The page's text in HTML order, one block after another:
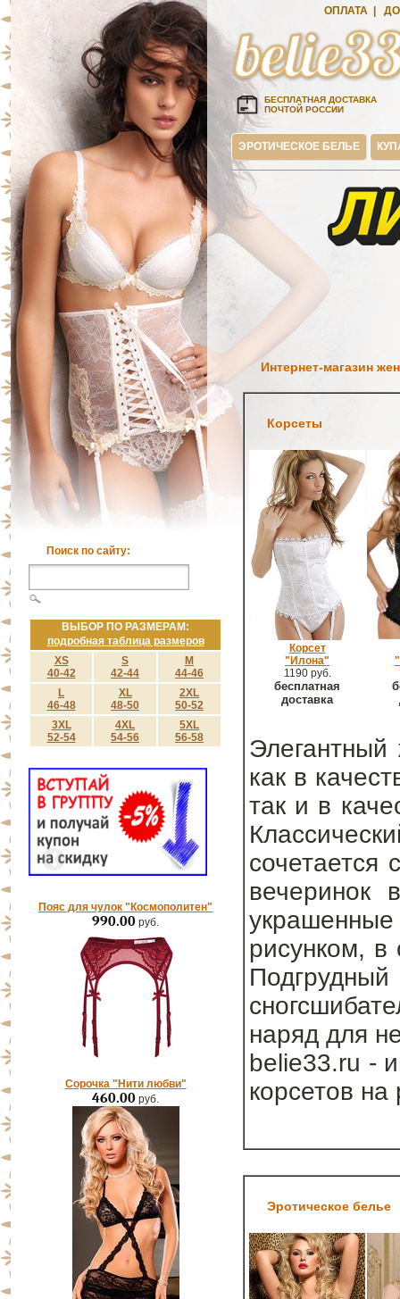
Поиск по сайту:
ВЫБОР ПО РАЗМЕРАМ:
подробная таблица размеров
XS
40-42
S
42-44
M
44-46
L
46-48
XL
48-50
2XL
50-52
3XL
52-54
4XL
54-56
5XL
56-58
Пояс для чулок "Космополитен"
990.00 руб.
Сорочка "Нити любви"
460.00 руб.
ОПЛАТА
БЕСПЛАТНАЯ ДОСТАВКА
ПОЧТОЙ РОССИИ
ЭРОТИЧЕСКОЕ БЕЛЬЕ
Интернет-магазин
Корсеты
Корсет
"Илона"
1190 руб.
бесплатная
доставка
Элегантный
как в
так и в
вечеринок
рисунком,
наряд для
belie33.ru -
корсетов
Эротическое белье